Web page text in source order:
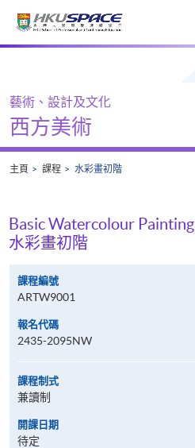
Main
藝術、設計及文化
西方美術
主頁 課程 水彩畫初階
Basic Watercolour Painting
水彩畫初階
課程編號
ARTW9001
報名代碼
2435-2095NW
課程制式
兼讀制
開課日期
待定